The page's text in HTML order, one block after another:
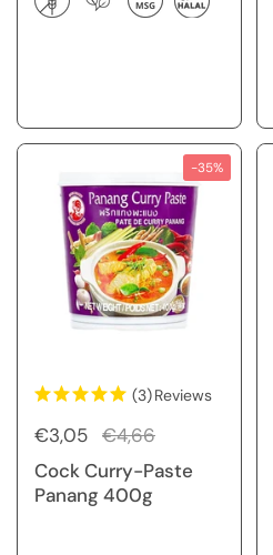
(3)Reviews
Regulärer Preis
€3,05 Sale-Preis
€4,66
Cock Curry-Paste
Panang 400g
-35%